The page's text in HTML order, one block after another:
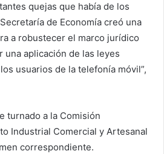
quejas que había de los
de Economía creó una
a robustecer el marco jurídico
una aplicación de las leyes
usuarios de la telefonía móvil”,
turnado a la Comisión
Industrial Comercial y Artesanal
correspondiente.